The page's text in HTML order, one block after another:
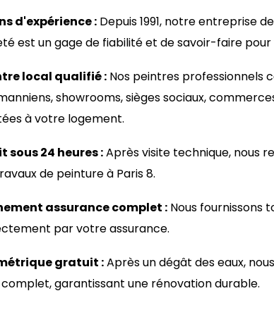
d'expérience : Depuis 1991, notre entreprise
est un gage de fiabilité et de savoir-faire pour
local qualifié : Nos peintres professionnels
showrooms, sièges sociaux,
à votre logement.
sous 24 heures :Après visite technique, nous
de peinture à Paris 8.
assurance complet : Nous fournissons
par votre assurance.
gratuit :Après un dégât des eaux,
garantissant une rénovation durable.